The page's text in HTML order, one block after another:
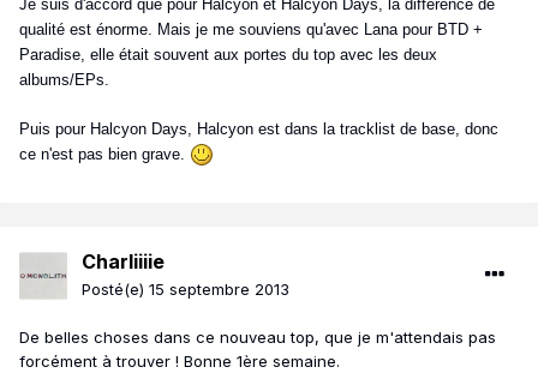
Je suis d'accord que pour Halcyon et Halcyon Days, la différence de
qualité est énorme. Mais je me souviens qu'avec Lana pour BTD +
Paradise, elle était souvent aux portes du top avec les deux
albums/EPs.
Puis pour Halcyon Days, Halcyon est dans la tracklist de base, donc
ce n'est pas bien grave.
Charliiiie
Posté(e) 15 septembre 2013
De belles choses dans ce nouveau top, que je m'attendais pas
forcément à trouver ! Bonne 1ère semaine.